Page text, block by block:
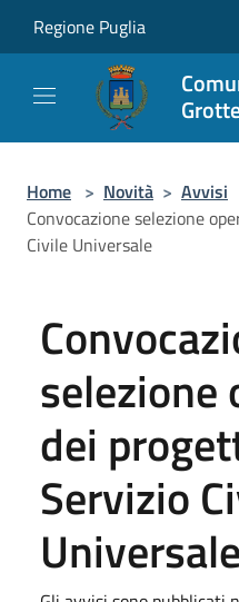
Regione Puglia
Home > Novità > Avvisi
Convocazione selezione
Civile Universale
selezione
dei
Servizio
Universale